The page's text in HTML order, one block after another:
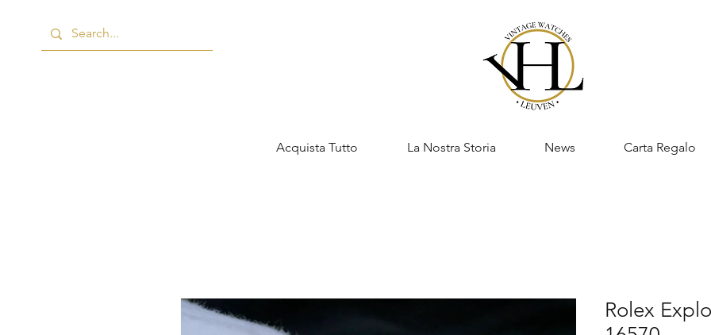
Acquista Tutto La Nostra Storia News Carta Regalo
Rolex